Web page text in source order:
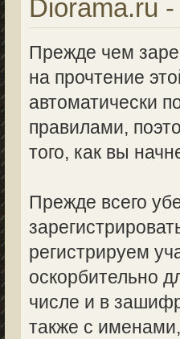
Diorama.ru
Прежде чем
на прочтение
автоматически
правилами,
того, как вы
Прежде всего
регистрируем
оскорбительно
числе и в
также с